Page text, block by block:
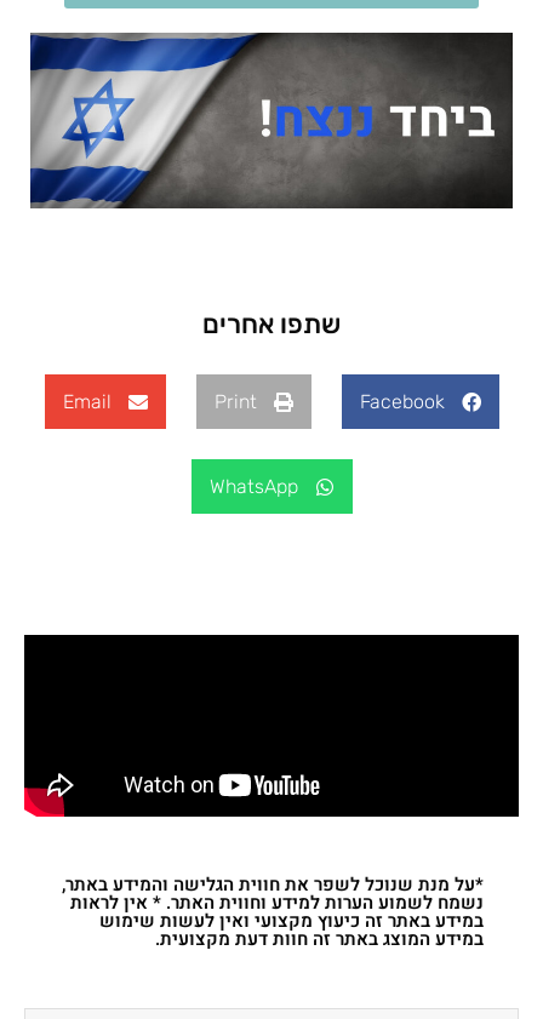
שתפו אחרים
Facebook
Print
Email
WhatsApp
*על מנת שנוכל לשפר את חווית הגלישה והמידע באתר,
נשמח לשמוע הערות למידע וחווית האתר. * אין לראות
במידע באתר זה כיעוץ מקצועי ואין לעשות שימוש
במידע המוצג באתר זה חוות דעת מקצועית.